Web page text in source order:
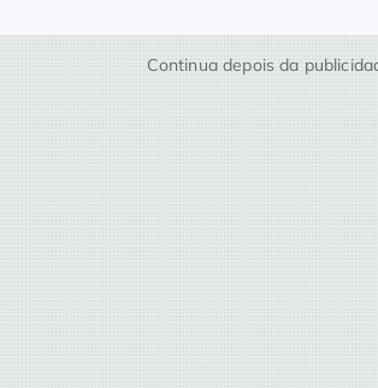
Continua depois da